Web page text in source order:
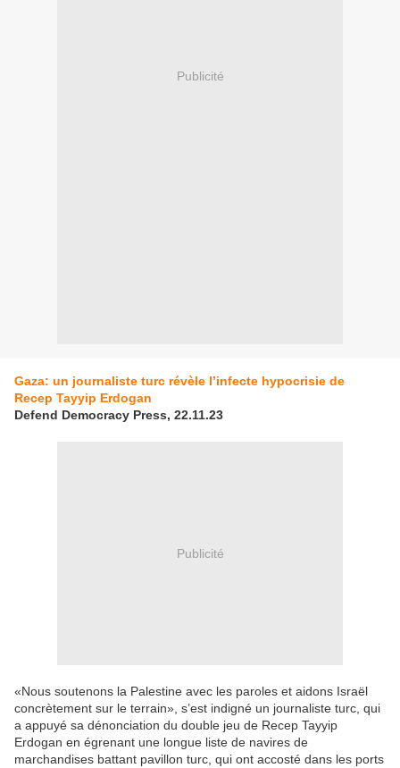
Publicité
Gaza: un journaliste turc révèle l’infecte hypocrisie de
Recep Tayyip Erdogan
Defend Democracy Press, 22.11.23
Publicité
«Nous soutenons la Palestine avec les paroles et aidons Israël
concrètement sur le terrain», s’est indigné un journaliste turc, qui
a appuyé sa dénonciation du double jeu de Recep Tayyip
Erdogan en égrenant une longue liste de navires de
marchandises battant pavillon turc, qui ont accosté dans les ports